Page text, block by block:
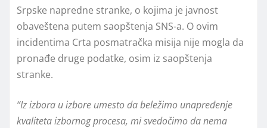
Srpske napredne stranke, o kojima je javnost
obaveštena putem saopštenja SNS-a. O ovim
incidentima Crta posmatračka misija nije mogla da
pronađe druge podatke, osim iz saopštenja
stranke.
“Iz izbora u izbore umesto da beležimo unapređenje
kvaliteta izbornog procesa, mi svedočimo da nema